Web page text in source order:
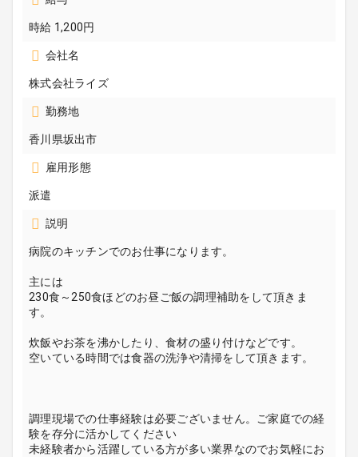
時給 1,200円
会社名
株式会社ライズ
勤務地
香川県坂出市
雇用形態
派遣
説明
病院のキッチンでのお仕事になります。
主には
230食～250食ほどのお昼ご飯の調理補助をして頂きま
す。
炊飯やお茶を沸かしたり、食材の盛り付けなどです。
空いている時間では食器の洗浄や清掃をして頂きます。
調理現場での仕事経験は必要ございません。ご家庭での経
験を存分に活かしてください
未経験者から活躍している方が多い業界なのでお気軽にお